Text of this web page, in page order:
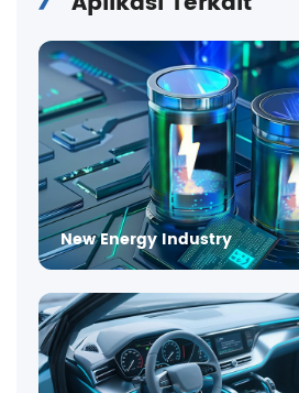
New Energy Industry